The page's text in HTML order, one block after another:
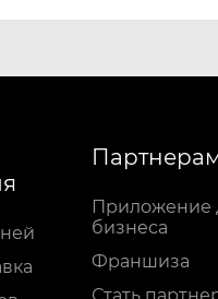
Приложение
бизнеса
Франшиза